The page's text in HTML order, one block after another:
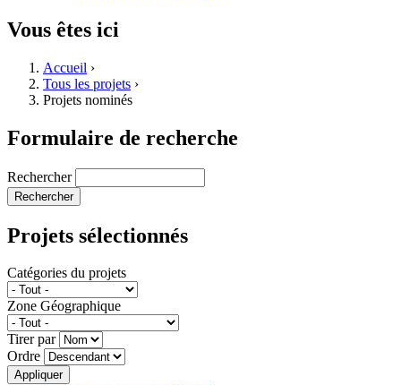
Vous êtes ici
Accueil ›
Tous les projets ›
Projets nominés
Formulaire de recherche
Rechercher
Projets sélectionnés
Catégories du projets
Zone Géographique
Tirer par
Ordre